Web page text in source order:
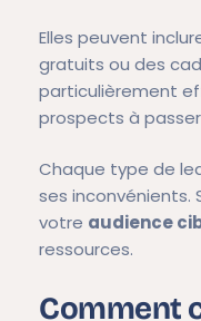
Elles peuvent
gratuits ou des
particulièrement
prospects à
Chaque type de
ses inconvénients.
votre audience
ressources.
Comment